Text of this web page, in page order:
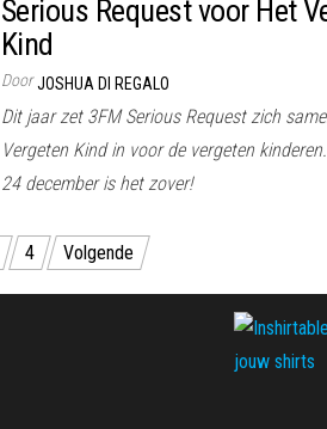
Serious Request voor Het
Kind
Door JOSHUA DI REGALO
Dit jaar zet 3FM Serious Request zich
Vergeten Kind in voor de vergeten
24 december is het zover!
4 Volgende